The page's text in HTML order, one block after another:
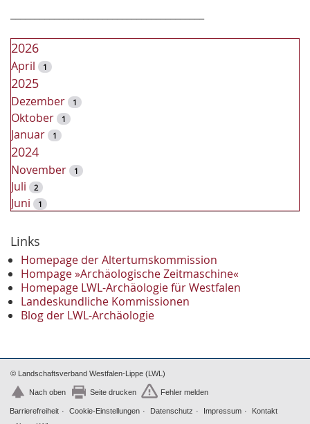
2026
April 1
2025
Dezember 1
Oktober 1
Januar 1
2024
November 1
Juli 2
Juni 1
Dezember
November 2
Oktober 1
September 2
August 1
Mai 1
Januar 3
2022
Oktober 1
September 1
Links
Homepage der Altertumskommission
Hompage »Archäologische Zeitmaschine«
Homepage LWL-Archäologie für Westfalen
Landeskundliche Kommissionen
Blog der LWL-Archäologie
© Landschaftsverband Westfalen-Lippe (LWL)
Nach oben Seite drucken Fehler melden
Barrierefreiheit Cookie-Einstellungen Datenschutz Impressum
Kontakt